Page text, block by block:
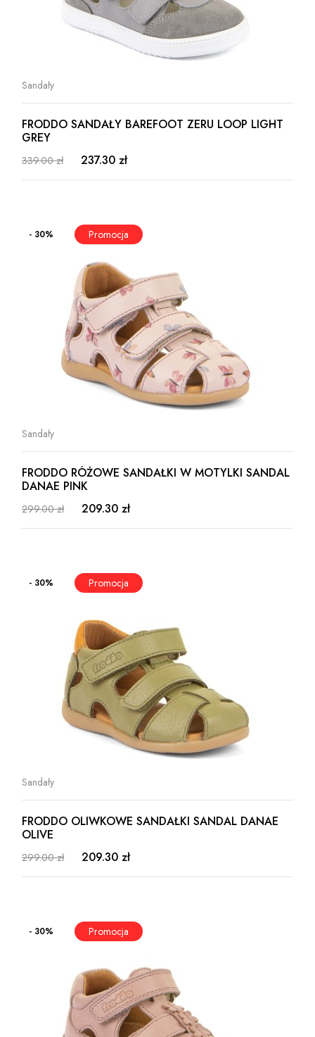
Sandały
FRODDO SANDAŁY BAREFOOT ZERU LOOP LIGHT
GREY
339.00 zł 237.30 zł
- 30%
Sandały
FRODDO RÓŻOWE SANDAŁKI W MOTYLKI SANDAL
DANAE PINK
299.00 zł 209.30 zł
- 30%
Sandały
FRODDO OLIWKOWE SANDAŁKI SANDAL DANAE
OLIVE
299.00 zł 209.30 zł
- 30%